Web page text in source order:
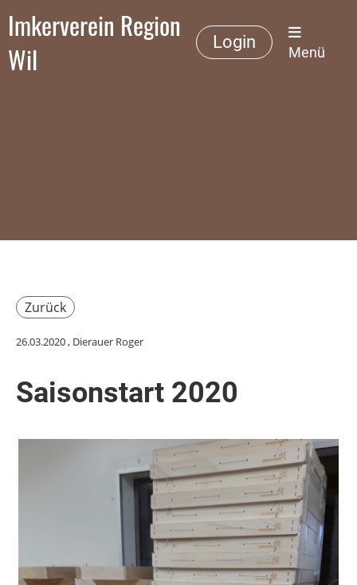
Imkerverein Region
Wil
Login
Menü
Zurück
26.03.2020, Dierauer Roger
Saisonstart 2020